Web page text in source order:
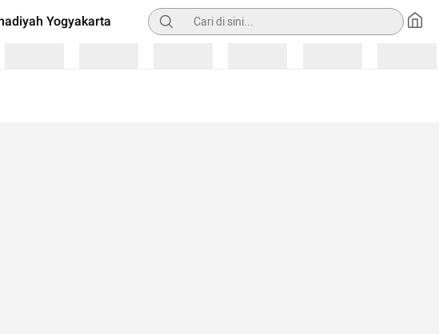
Yogyakarta Pencarian